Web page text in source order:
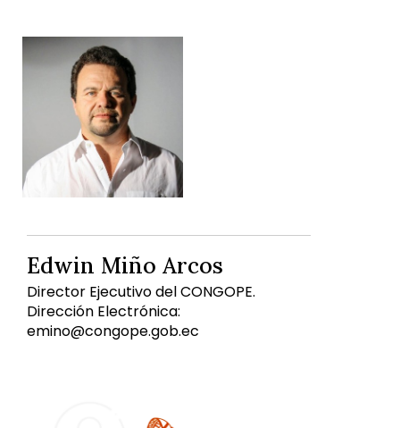
Edwin Miño Arcos
Director Ejecutivo del CONGOPE.
Dirección Electrónica:
emino@congope.gob.ec